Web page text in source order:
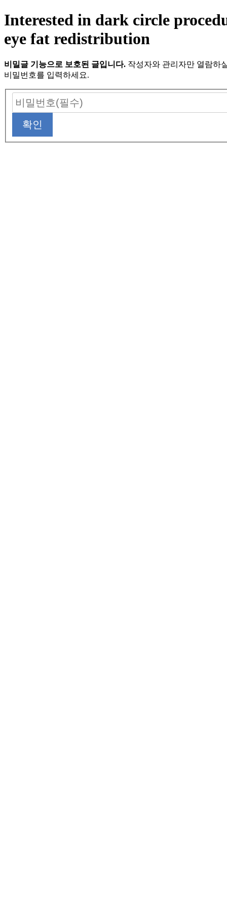
Interested in dark circle
eye fat redistribution
비밀글 기능으로 보호된 글입니다. 작성자와 관리자만 열람하
비밀번호를 입력하세요.